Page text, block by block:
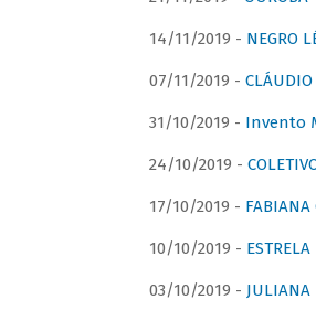
14/11/2019 - NEGRO
07/11/2019 -
31/10/2019 - Invento
24/10/2019 -
17/10/2019 - FABIANA
10/10/2019 -
03/10/2019 -